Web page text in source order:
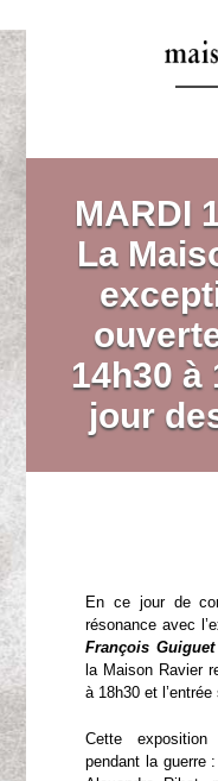
MARDI
La
14h30 à
jour
En ce jour de
résonance avec
François
la Maison Ravier
à 18h30 et
Cette
pendant la guerre